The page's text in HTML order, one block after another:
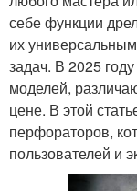
себе функции
их
задач. В 2025
моделей,
цене. В этой
перфораторов,
пользователей и